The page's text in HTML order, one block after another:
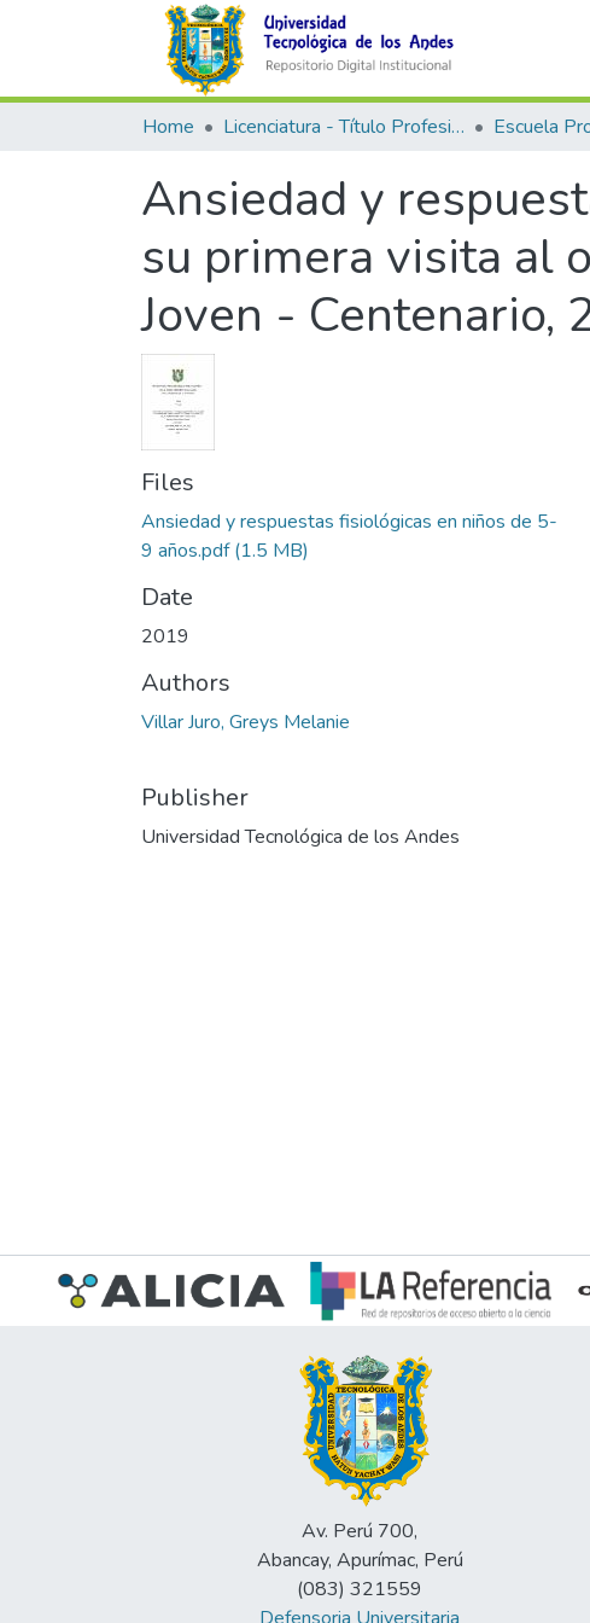
Home Licenciatura - Título Profesional
Ansiedad y
su primera visita al
Joven - Centenario,
Files
Ansiedad y respuestas fisiológicas en niños de 5-
9 años.pdf(1.5 MB)
Date
2019
Authors
Villar Juro, Greys Melanie
Publisher
Universidad Tecnológica de los Andes
Av. Perú 700,
Abancay, Apurímac, Perú
(083) 321559